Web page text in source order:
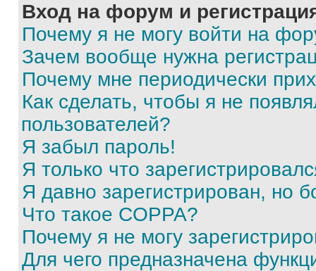
Вход на форум и
Почему я не могу войти на
Зачем вообще нужна
Почему мне периодически
Как сделать, чтобы я не
пользователей?
Я забыл пароль!
Я только что
Я давно зарегистрирован, но
Что такое COPPA?
Почему я не могу
Для чего предназначена